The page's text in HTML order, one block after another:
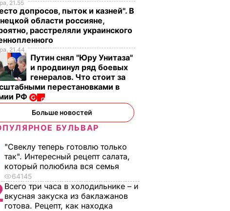
21.55
допросов, пыток и казней". В
области россияне,
расстреляли украинского
21.44
Путин снял "Юру Унитаза"
и продвинул ряд боевых
генералов. Что стоит за
перестановками в
РФ
Больше новостей
БУЛЬВАР
"Свеклу теперь готовлю только
так". Интересный рецепт салата,
который полюбила вся семья
64145
Всего три часа в холодильнике – и
вкусная закуска из баклажанов
готова. Рецепт, как находка